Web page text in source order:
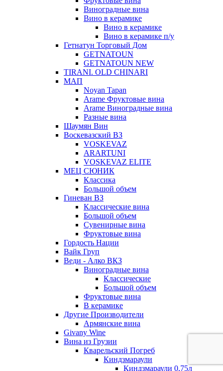
Виноградные вина
Вино в керамике
Вино в керамике
Вино в керамике п/у
Гетнатун Торговый Дом
GETNATOUN
GETNATOUN NEW
TIRANI. OLD CHINARI
МАП
Noyan Tapan
Arame Фруктовые вина
Arame Виноградные вина
Разные вина
Шаумян Вин
Воскевазский ВЗ
VOSKEVAZ
ARARTUNI
VOSKEVAZ ELITE
МЕЦ СЮНИК
Классика
Большой объем
Гиневан ВЗ
Классические вина
Большой объем
Сувенирные вина
Фруктовые вина
Гордость Нации
Вайк Груп
Веди - Алко ВКЗ
Виноградные вина
Классические
Большой объем
Фруктовые вина
В керамике
Другие Производители
Армянские вина
Givany Wine
Вина из Грузии
Кварельский Погреб
Киндзмараули
Киндзмараули 0,75л